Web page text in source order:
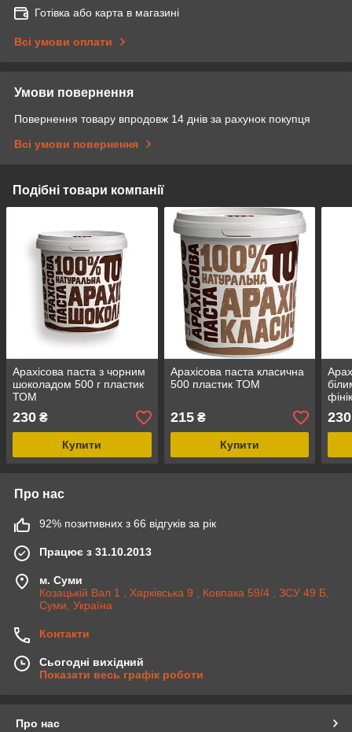
Готівка або карта в магазині
Всі умови оплати
Умови повернення
Повернення товару впродовж 14 днів за рахунок покупця
Всі умови повернення
Подібні товари компанії
Арахісова паста з чорним
шоколадом 500 г пластик
ТОМ
230 ₴
Купити
Арахіcова паста класична
500 пластик ТОМ
215₴
Купити
230
Про нас
92% позитивних з 66 відгуків за рік
Працює з 31.10.2013
м. Суми
Козацькій Вал 1 , Харківська 9 , Ковпака 59/4 , ЗСУ 49 Б,
Суми, Україна
Контакти
Сьогодні вихідний
Показати весь графік роботи
Про нас